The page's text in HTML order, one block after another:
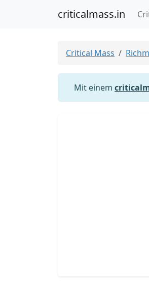
criticalmass.in
Critical Mass
Mit einem